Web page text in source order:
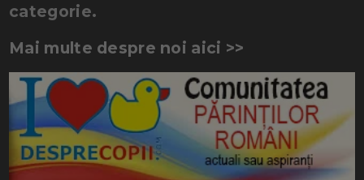
categorie.
Mai multe despre noi aici >>